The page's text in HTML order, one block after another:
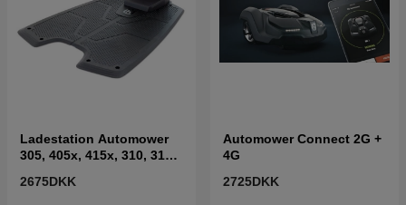
Ladestation Automower
305, 405x, 415x, 310, 315,
2675DKK
Automower Connect 2G +
4G
2725DKK